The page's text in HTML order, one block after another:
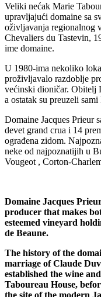
Veliki nećak Marie
upravljajući domaine sa
oživljavanja regionalnog
Chevaliers du Tastevin,
ime domaine.
U 1980-ima nekoliko
proživljavalo razdoblje
većinski dioničar. Obitelj
a ostatak su preuzeli sami
Domaine Jacques Prieur
devet grand crua i 14
ograđena zidom.
neke od najpoznatijih u
Vougeot , Corton-
Domaine Jacques
producer that makes
esteemed vineyard
de Beaune.
The history of the
marriage of Claude
established the wine
Taboureau House,
the site of the modern